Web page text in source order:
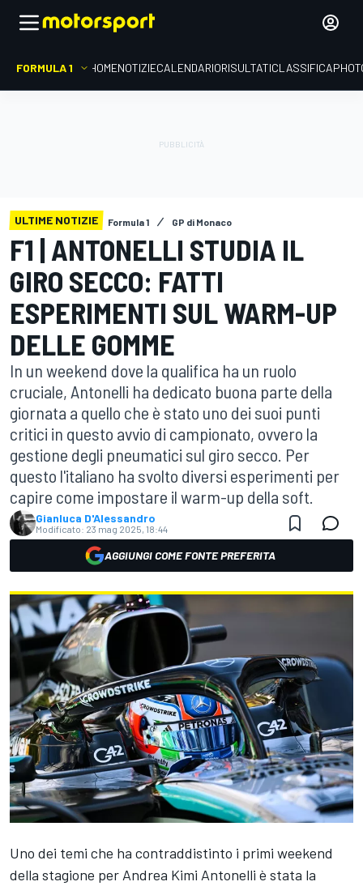
FORMULA 1 HOMENOTIZIECALENDARIORISULTATICLASSIFICA
ULTIME NOTIZIE Formula 1 GP di Monaco
F1 | ANTONELLI STUDIA IL
GIRO SECCO: FATTI
ESPERIMENTI SUL WARM-UP
DELLE GOMME
In un weekend dove la qualifica ha un ruolo
cruciale, Antonelli ha dedicato buona parte della
giornata a quello che è stato uno dei suoi punti
critici in questo avvio di campionato, ovvero la
gestione degli pneumatici sul giro secco. Per
questo l'italiano ha svolto diversi esperimenti per
capire come impostare il warm-up della soft.
Gianluca D'Alessandro
Modificato: 23 mag 2025, 18:44
AGGIUNGI COME FONTE PREFERITA
Uno dei temi che ha contraddistinto i primi weekend
della stagione per Andrea Kimi Antonelli è stata la